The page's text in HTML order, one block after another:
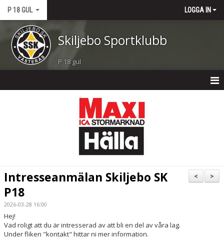
P 18 GUL LOGGA IN
Skiljebo Sportklubb
P 18 gul
BILDGALLERI
DOKUMENT
KONTAKT
>
<
Intresseanmälan Skiljebo SK
P18
2026-03-28 16:00
Hej!
Vad roligt att du är intresserad av att bli en del av våra lag.
Under fliken "kontakt" hittar ni mer information.